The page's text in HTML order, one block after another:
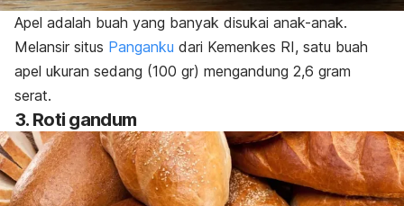
Apel adalah buah yang banyak disukai anak-anak.
Melansir situs Panganku dari Kemenkes RI, satu buah
apel ukuran sedang (100 gr) mengandung 2,6 gram
serat.
3. Roti gandum